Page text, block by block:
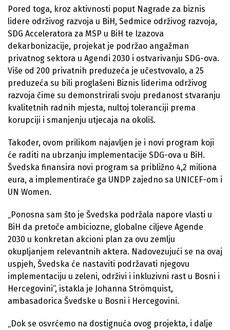
Pored toga, kroz aktivnosti poput Nagrade za biznis
lidere održivog razvoja u BiH, Sedmice održivog razvoja,
SDG Acceleratora za MSP u BiH te Izazova
dekarbonizacije, projekat je podržao angažman
privatnog sektora u Agendi 2030 i ostvarivanju SDG-ova.
Više od 200 privatnih preduzeća je učestvovalo, a 25
preduzeća su bili proglašeni Biznis liderima održivog
razvoja čime su demonstrirali svoju predanost stvaranju
kvalitetnih radnih mjesta, nultoj toleranciji prema
korupciji i smanjenju utjecaja na okoliš.
Također, ovom prilikom najavljen je i novi program koji
će raditi na ubrzanju implementacije SDG-ova u BiH.
Švedska finansira novi program sa približno 4,2 miliona
eura, a implementiraće ga UNDP zajedno sa UNICEF-om i
UN Women.
„Ponosna sam što je Švedska podržala napore vlasti u
BiH da pretoče ambiciozne, globalne ciljeve Agende
2030 u konkretan akcioni plan za ovu zemlju
okupljanjem relevantnih aktera. Nadovezujući se na ovaj
uspjeh, Švedska će nastaviti podržavati njegovu
implementaciju u zeleni, održivi i inkluzivni rast u Bosni i
Hercegovini“, istakla je Johanna Strömquist,
ambasadorica Švedske u Bosni i Hercegovini.
„Dok se osvrćemo na dostignuća ovog projekta, i dalje